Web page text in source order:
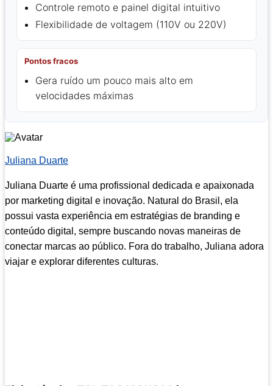
Controle remoto e painel digital intuitivo
Flexibilidade de voltagem (110V ou 220V)
Pontos fracos
Gera ruído um pouco mais alto em
velocidades máximas
Juliana Duarte
Juliana Duarte é uma profissional dedicada e apaixonada
por marketing digital e inovação. Natural do Brasil, ela
possui vasta experiência em estratégias de branding e
conteúdo digital, sempre buscando novas maneiras de
conectar marcas ao público. Fora do trabalho, Juliana adora
viajar e explorar diferentes culturas.